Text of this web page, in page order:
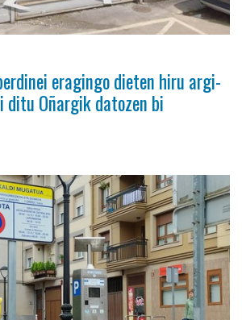
eragingo dieten hiru argi-
Oñargik datozen bi